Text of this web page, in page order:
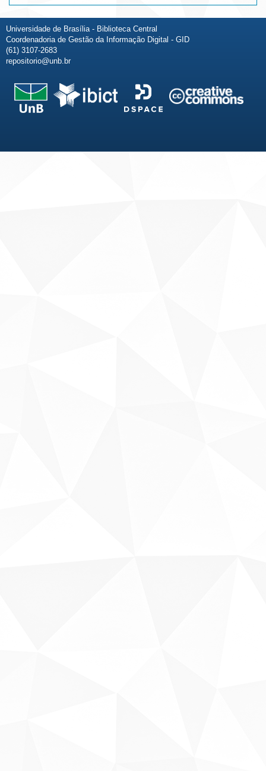
Universidade de Brasília - Biblioteca Central
Coordenadoria de Gestão da Informação Digital - GID
(61) 3107-2683
repositorio@unb.br